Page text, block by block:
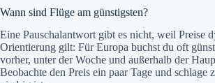
Wann sind Flüge am günstigsten?
Eine Pauschalantwort gibt es nicht, weil Preise
Orientierung gilt: Für Europa buchst du oft
vorher, unter der Woche und außerhalb der
Beobachte den Preis ein paar Tage und schlage